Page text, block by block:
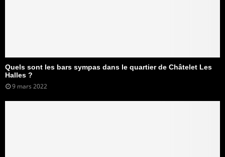
Quels sont les bars sympas dans le quartier de Châtelet Les
Halles ?
9 mars 2022